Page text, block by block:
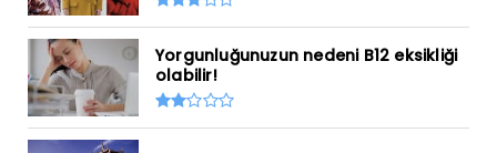
Yorgunluğunuzun nedeni B12 eksikliği
olabilir!